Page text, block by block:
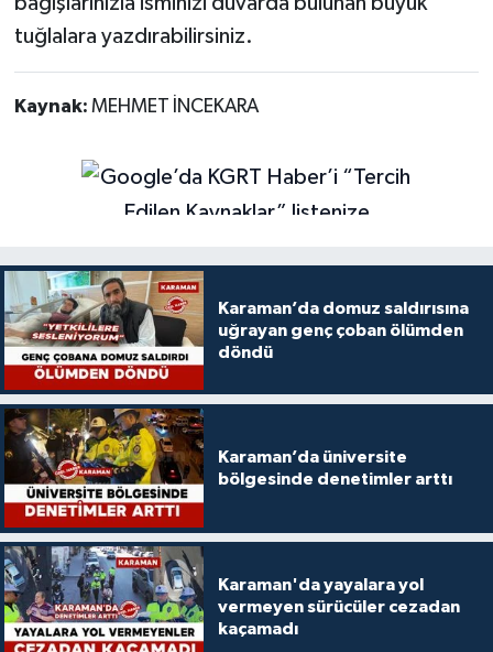
tuğlalara yazdırabilirsiniz.
Kaynak: MEHMET İNCEKARA
Karaman’da domuz saldırısına
uğrayan genç çoban ölümden
döndü
Karaman’da üniversite
bölgesinde denetimler arttı
Karaman'da yayalara yol
vermeyen sürücüler cezadan
kaçamadı